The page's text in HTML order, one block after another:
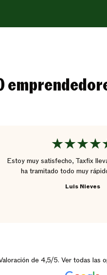
Estoy muy satisfecho, Taxfix
ha tramitado todo muy
Luis Nieves
de 4,5/5. Ver todas las